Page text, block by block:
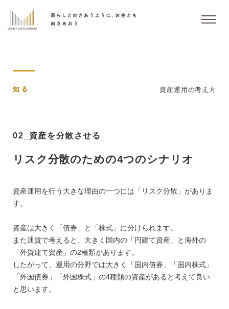
知る 資産運用の考え方
02_資産を分散させる
リスク分散のための4つのシナリオ
資産運用を行う大きな理由の一つには「リスク分散」がありま
す。
資産は大きく「債券」と「株式」に分けられます。
また通貨で考えると、大きく国内の「円建て資産」と海外の
「外貨建て資産」の2種類があります。
したがって、運用の分野では大きく「国内債券」「国内株式」
「外国債券」「外国株式」の4種類の資産があると考えて良い
と思います。